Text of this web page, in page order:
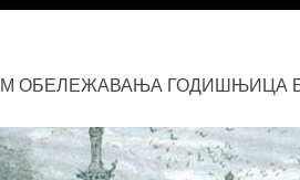
ОБЕЛЕЖАВАЊА ГОДИШЊИЦА